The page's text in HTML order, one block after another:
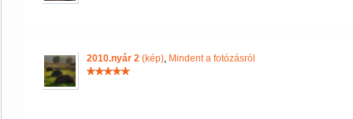
2010.nyár 2 (kép), Mindent a fotózásról